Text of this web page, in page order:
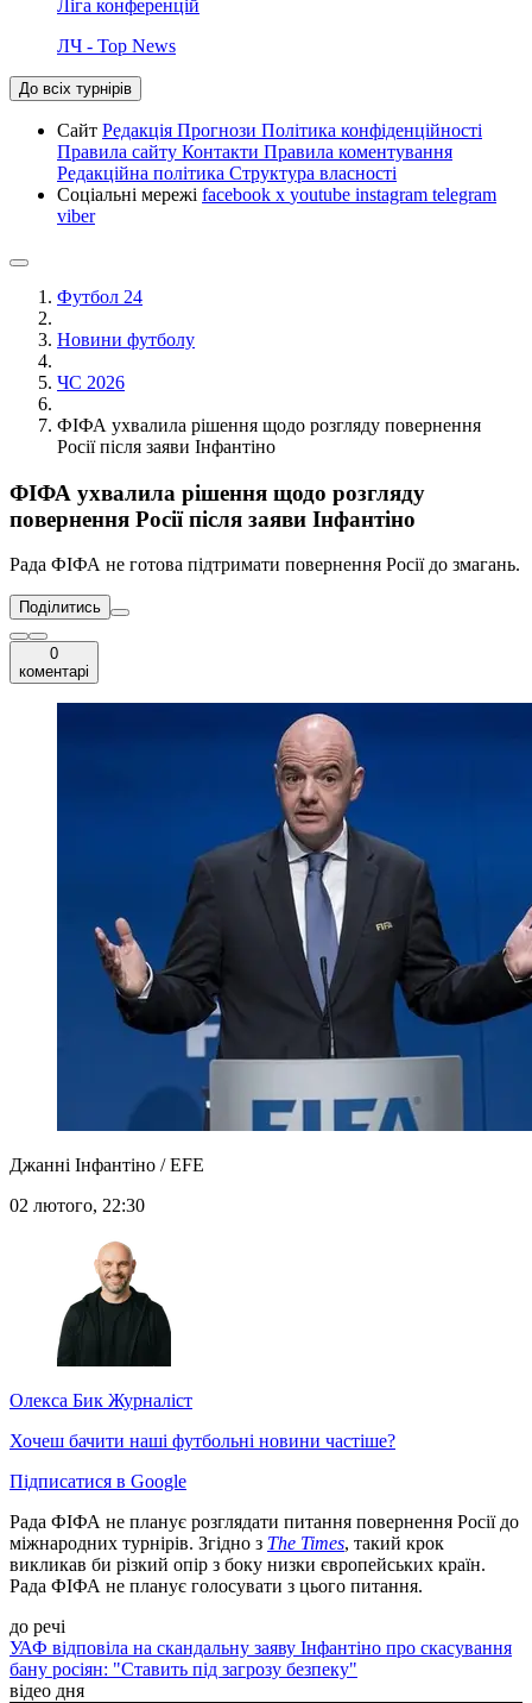
Ліга конференцій
ЛЧ - Top News
До всіх турнірів
Сайт Редакція Прогнози Політика конфіденційності
Правила сайту Контакти Правила коментування
Редакційна політика Структура власності
Соціальні мережі facebook x youtube instagram telegram
viber
Футбол 24
Новини футболу
ЧС 2026
ФІФА ухвалила рішення щодо розгляду повернення
Росії після заяви Інфантіно
ФІФА ухвалила рішення щодо розгляду
повернення Росії після заяви Інфантіно
Рада ФІФА не готова підтримати повернення Росії до змагань.
Поділитись
0
коментарі
Джанні Інфантіно / EFE
02 лютого, 22:30
Олекса Бик Журналіст
Хочеш бачити наші футбольні новини частіше?
Підписатися в Google
Рада ФІФА не планує розглядати питання повернення Росії до
міжнародних турнірів. Згідно з The Times, такий крок
викликав би різкий опір з боку низки європейських країн.
Рада ФІФА не планує голосувати з цього питання.
до речі
УАФ відповіла на скандальну заяву Інфантіно про скасування
бану росіян: "Ставить під загрозу безпеку"
відео дня